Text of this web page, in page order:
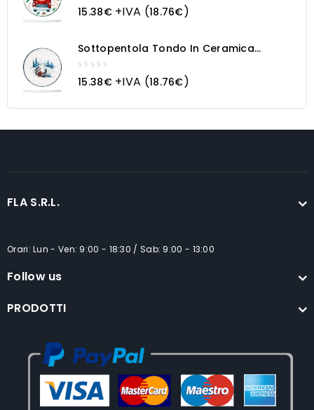
out
15.38€+IVA (18.76€)
Sottopentola Tondo In Ceramica
Paesaggio Innevato
out
15.38€+IVA (18.76€)
FLA S.R.L.
Orari: Lun - Ven: 9:00 - 18:30 / Sab: 9:00 - 13:00
Follow us
PRODOTTI